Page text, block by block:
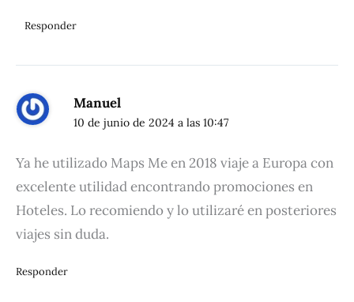
Responder
Manuel
10 de junio de 2024 a las 10:47
Ya he utilizado Maps Me en 2018 viaje a Europa con
excelente utilidad encontrando promociones en
Hoteles. Lo recomiendo y lo utilizaré en posteriores
viajes sin duda.
Responder